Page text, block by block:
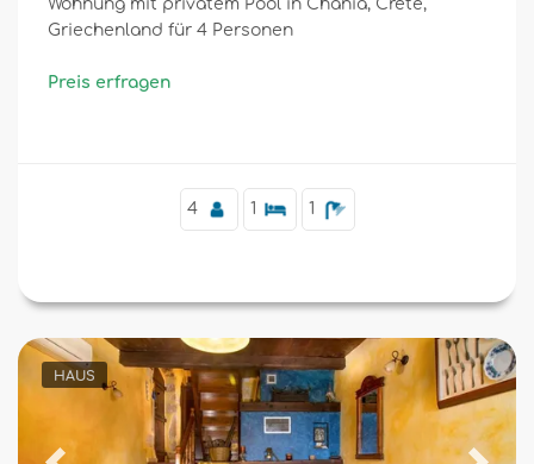
Wohnung mit privatem Pool in Chania, Crete,
Griechenland für 4 Personen
Preis erfragen
4 1 1
HAUS